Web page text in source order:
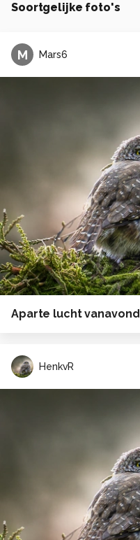
Soortgelijke foto's
M Mars6
Aparte lucht vanavond
HenkvR